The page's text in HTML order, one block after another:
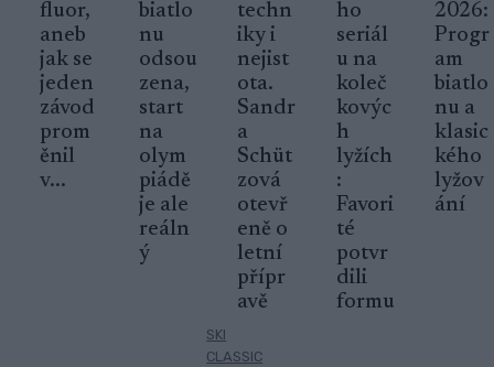
fluor,
aneb
jak se
jeden
závod
prom
ěnil
v...
biatlo
nu
odsou
zena,
start
na
olym
piádě
je ale
reáln
ý
techn
iky i
nejist
ota.
Sandr
a
Schüt
zová
otevř
eně o
letní
přípr
avě
SKI
CLASSIC
ho
seriál
u na
koleč
kovýc
h
lyžích
:
Favori
té
potvr
dili
formu
2026:
Progr
am
biatlo
nu a
klasic
kého
lyžov
ání